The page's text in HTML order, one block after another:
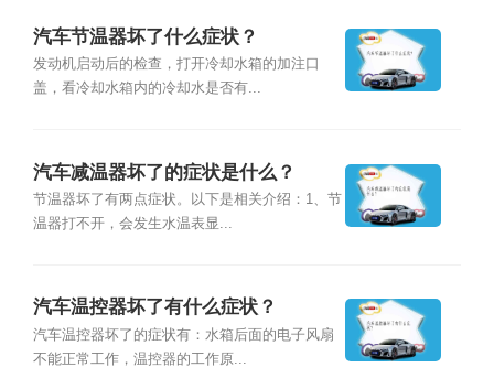
汽车节温器坏了什么症状？
发动机启动后的检查，打开冷却水箱的加注口
盖，看冷却水箱内的冷却水是否有...
汽车减温器坏了的症状是什么？
节温器坏了有两点症状。以下是相关介绍：1、节
温器打不开，会发生水温表显...
汽车温控器坏了有什么症状？
汽车温控器坏了的症状有：水箱后面的电子风扇
不能正常工作，温控器的工作原...